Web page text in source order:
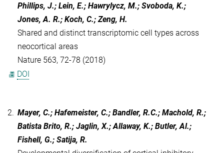
Phillips, J.; Lein, E.; Hawrylycz, M.; Svoboda, K.;
Jones, A. R.; Koch, C.; Zeng, H.
Shared and distinct transcriptomic cell types across
neocortical areas
Nature 563, 72-78 (2018)
DOI
2. Mayer, C.; Hafemeister, C.; Bandler, R.C.; Machold, R.;
Batista Brito, R.; Jaglin, X.; Allaway, K.; Butler, Al.;
Fishell, G.; Satija, R.